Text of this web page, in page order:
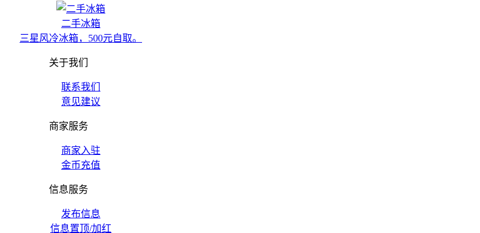
二手冰箱
三星风冷冰箱，500元自取。
关于我们
联系我们
意见建议
商家服务
商家入驻
金币充值
信息服务
发布信息
信息置顶/加红